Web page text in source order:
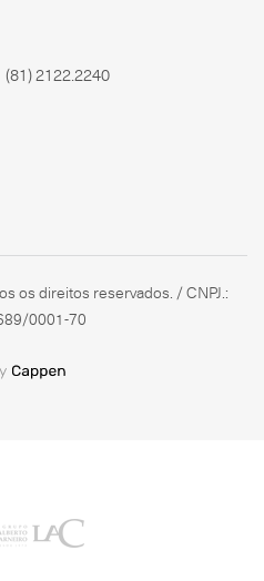
(81) 2122.2240
os direitos reservados. / CNPJ.:
0001-70